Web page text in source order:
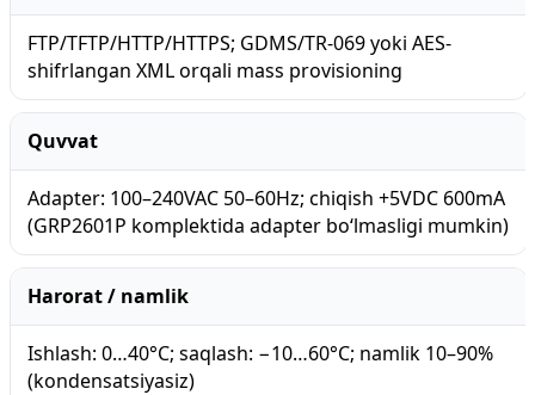
FTP/TFTP/HTTP/HTTPS; GDMS/TR-069 yoki AES-
shifrlangan XML orqali mass provisioning
Quvvat
Adapter: 100–240VAC 50–60Hz; chiqish +5VDC 600mA
(GRP2601P komplektida adapter bo‘lmasligi mumkin)
Harorat / namlik
Ishlash: 0…40°C; saqlash: −10…60°C; namlik 10–90%
(kondensatsiyasiz)